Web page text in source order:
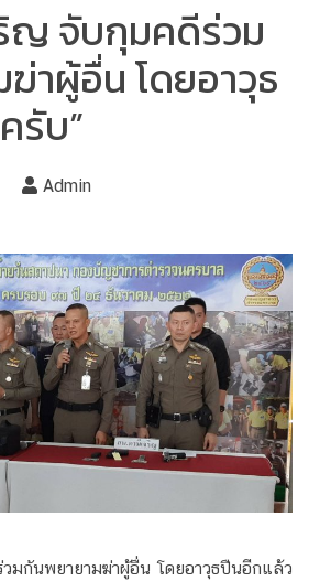
ญ จับกุมคดีร่วม
าผู้อื่น โดยอาวุธ
รับ”
Admin
มกันพยายามฆ่าผู้อื่น โดยอาวุธปืนอีกแล้ว